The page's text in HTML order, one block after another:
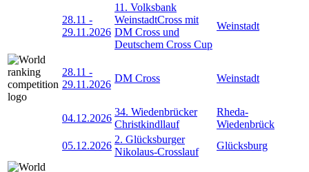
28.11 -
29.11.2026
11. Volksbank
WeinstadtCross mit
DM Cross und
Deutschem Cross Cup
Weinstadt
28.11 -
29.11.2026
DM Cross Weinstadt
04.12.2026
34. Wiedenbrücker
Christkindllauf
Rheda-
Wiedenbrück
05.12.2026
2. Glücksburger
Nikolaus-Crosslauf
Glücksburg